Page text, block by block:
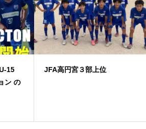
15
JFA高円宮３部上位